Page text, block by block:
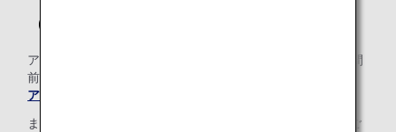
（3）アップグレードについて
アップグレード料金でのアップグレードは出発時刻の24時間
前から受付をいたします。
アップグレードについて詳細はこちら
またアップグレードポイントやマイルでお支払いの場合、ご